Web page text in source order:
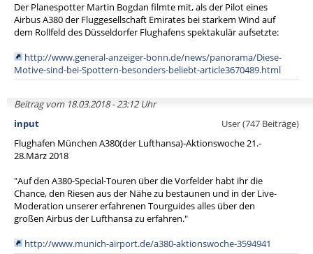
Der Planespotter Martin Bogdan filmte mit, als der Pilot eines
Airbus A380 der Fluggesellschaft Emirates bei starkem Wind auf
dem Rollfeld des Düsseldorfer Flughafens spektakulär aufsetzte:
http://www.general-anzeiger-bonn.de/news/panorama/Diese-
Motive-sind-bei-Spottern-besonders-beliebt-article3670489.html
Beitrag vom 18.03.2018 - 23:12 Uhr
input
User (747 Beiträge)
Flughafen München A380(der Lufthansa)-Aktionswoche 21.-
28.März 2018
"Auf den A380-Special-Touren über die Vorfelder habt ihr die
Chance, den Riesen aus der Nähe zu bestaunen und in der Live-
Moderation unserer erfahrenen Tourguides alles über den
großen Airbus der Lufthansa zu erfahren."
http://www.munich-airport.de/a380-aktionswoche-3594941